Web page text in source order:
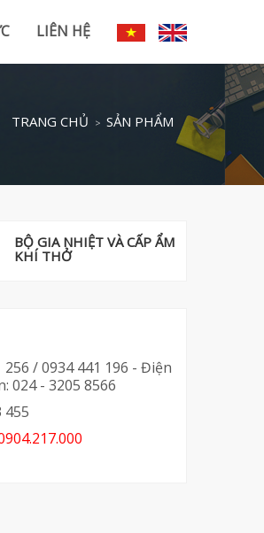
LIÊN HỆ
TRANG CHỦ SẢN PHẨM
BỘ GIA NHIỆT VÀ CẤP ẨM
KHÍ THỞ
256 / 0934 441 196 - Điện
024 - 3205 8566
455